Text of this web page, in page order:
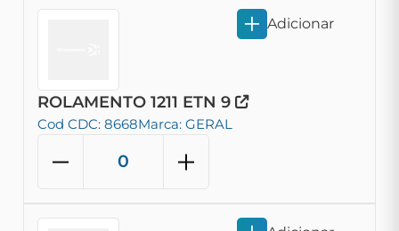
ROLAMENTO 1211 ETN 9
Cod CDC: 8668Marca: GERAL
Adicionar